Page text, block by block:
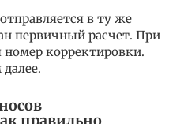
в ту же
первичный расчет. При
номер корректировки.